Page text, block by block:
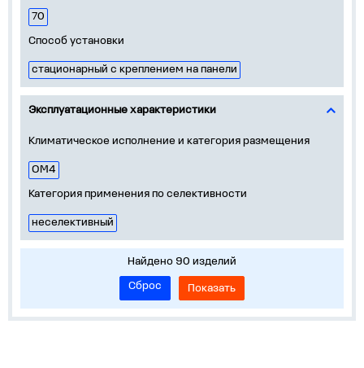
70
Способ установки
стационарный с креплением на панели
Эксплуатационные характеристики
Климатическое исполнение и категория размещения
ОМ4
Категория применения по селективности
неселективный
Найдено 90 изделий
Сброс
Показать